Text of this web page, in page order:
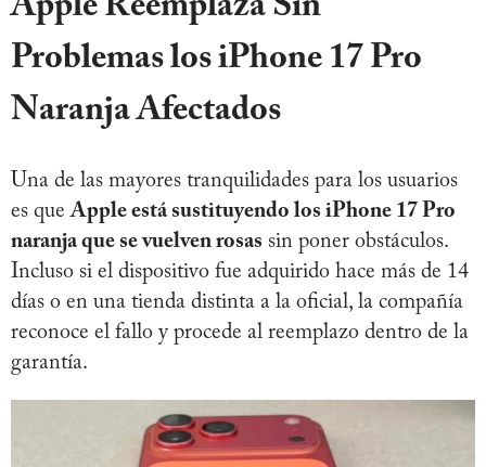
Problemas los iPhone 17 Pro
Naranja Afectados
Una de las mayores tranquilidades para los usuarios
es queApple está sustituyendo los iPhone 17 Pro
naranja que se vuelven rosas sin poner obstáculos.
Incluso si el dispositivo fue adquirido hace más de 14
días o en una tienda distinta a la oficial, la compañía
reconoce el fallo y procede al reemplazo dentro de la
garantía.